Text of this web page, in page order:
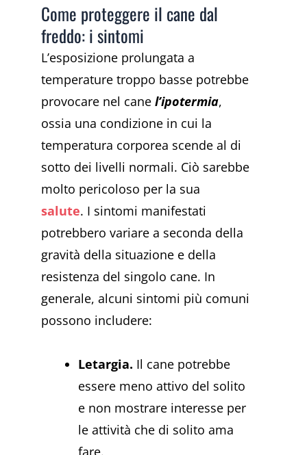
Come proteggere il cane dal
freddo: i sintomi
L’esposizione prolungata a
temperature troppo basse potrebbe
provocare nel cane l’ipotermia,
ossia una condizione in cui la
temperatura corporea scende al di
sotto dei livelli normali. Ciò sarebbe
molto pericoloso per la sua
salute. I sintomi manifestati
potrebbero variare a seconda della
gravità della situazione e della
resistenza del singolo cane. In
generale, alcuni sintomi più comuni
possono includere:
Letargia. Il cane potrebbe
essere meno attivo del solito
e non mostrare interesse per
le attività che di solito ama
fare.